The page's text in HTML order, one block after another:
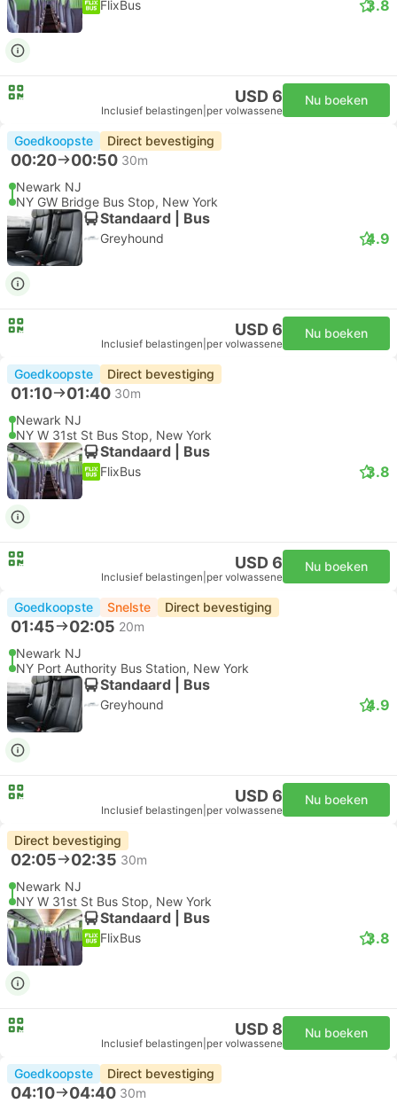
FlixBus 3.8
USD 6
Inclusief belastingen per volwassene
Nu boeken
Goedkoopste Direct bevestiging
00:20 00:50 30m
Newark NJ
NY GW Bridge Bus Stop, New York
Standaard | Bus
Greyhound 4.9
USD 6
Inclusief belastingen per volwassene
Nu boeken
Goedkoopste Direct bevestiging
01:10 01:40 30m
Newark NJ
NY W 31st St Bus Stop, New York
Standaard | Bus
FlixBus 3.8
USD 6
Inclusief belastingen per volwassene
Nu boeken
Goedkoopste Snelste Direct bevestiging
01:45 02:05 20m
Newark NJ
NY Port Authority Bus Station, New York
Standaard | Bus
Greyhound 4.9
USD 6
Inclusief belastingen per volwassene
Nu boeken
Direct bevestiging
02:05 02:35 30m
Newark NJ
NY W 31st St Bus Stop, New York
Standaard | Bus
FlixBus 3.8
USD 8
Inclusief belastingen per volwassene
Nu boeken
Goedkoopste Direct bevestiging
04:10 04:40 30m